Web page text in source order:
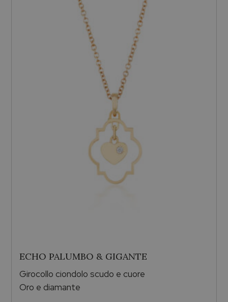
ECHO PALUMBO & GIGANTE
Girocollo ciondolo scudo e cuore
Oro e diamante